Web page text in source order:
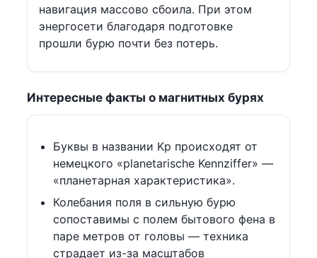
навигация массово сбоила. При этом
энергосети благодаря подготовке
прошли бурю почти без потерь.
Интересные факты о магнитных бурях
Буквы в названии Kp происходят от
немецкого «planetarische Kennziffer» —
«планетарная характеристика».
Колебания поля в сильную бурю
сопоставимы с полем бытового фена в
паре метров от головы — техника
страдает из-за масштабов